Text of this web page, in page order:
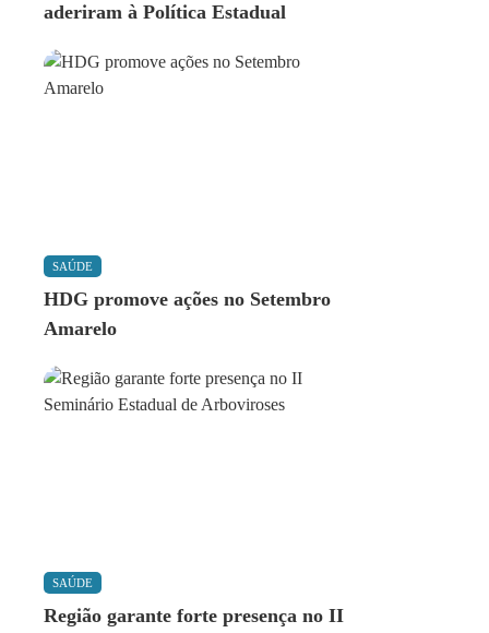
aderiram à Política Estadual
SAÚDE
HDG promove ações no Setembro
Amarelo
SAÚDE
Região garante forte presença no II